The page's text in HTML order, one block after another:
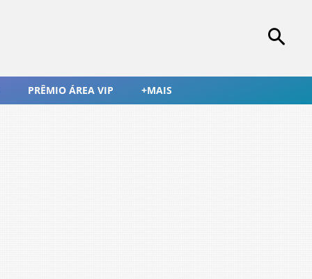
PRÊMIO ÁREA VIP +MAIS